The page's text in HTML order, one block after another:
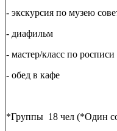
- экскурсия по музею
- диафильм
- мастер/класс по росписи
- обед в кафе
*Группы 18 чел (*Один